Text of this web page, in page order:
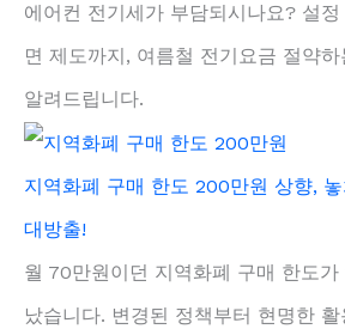
에어컨 전기세가 부담되시나요? 설
면 제도까지, 여름철 전기요금 절약
알려드립니다.
지역화폐 구매 한도 200만원 상향,
대방출!
월 70만원이던 지역화폐 구매 한도
났습니다. 변경된 정책부터 현명한